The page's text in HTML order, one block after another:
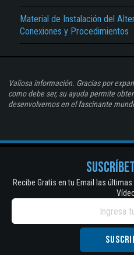
Material de Instalación del
Conexiones y Procedimientos
Valiosa información. Gracias por
como debe ser, su ayuda permite
desenvolvernos en el fascinante
Recibe Gratis en tu Email las